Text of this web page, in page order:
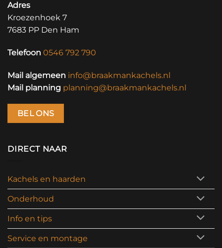
Adres
Kroezenhoek 7
7683 PP Den Ham
Telefoon 0546 792 790
Mail algemeen info@braakmankachels.nl
Mail planning planning@braakmankachels.nl
BEL ONS
DIRECT NAAR
Kachels en haarden
Onderhoud
Info en tips
Service en montage